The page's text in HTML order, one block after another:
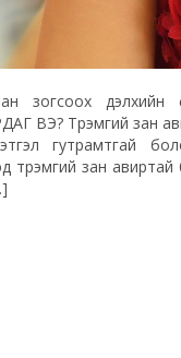
зогсоох
Түрэмгий зан
гутрамтгай
түрэмгий зан